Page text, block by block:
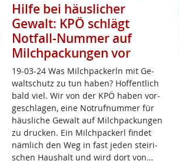
Hilfe bei häuslicher
Gewalt: KPÖ schlägt
Notfall-Nummer auf
Milchpackungen vor
19-03-24 Was Milch­pa­ckerln mit Ge­
walt­schutz zu tun ha­ben? Hof­f­ent­lich
bald viel. Wir von der KPÖ ha­ben vor­
ge­schla­gen, ei­ne No­t­ruf­num­mer für
häus­li­che Ge­walt auf Milch­pa­ckun­gen
zu dru­cken. Ein Milch­pa­ckerl fin­det
näm­lich den Weg in fast je­den stei­ri­
schen Haus­halt und wird dort von…